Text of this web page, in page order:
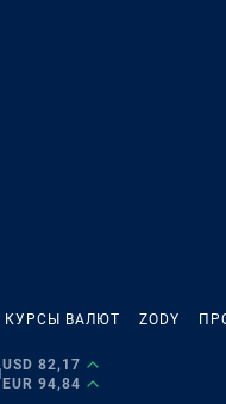
КУРСЫ ВАЛЮТ ZODY
USD 82,17
EUR 94,84